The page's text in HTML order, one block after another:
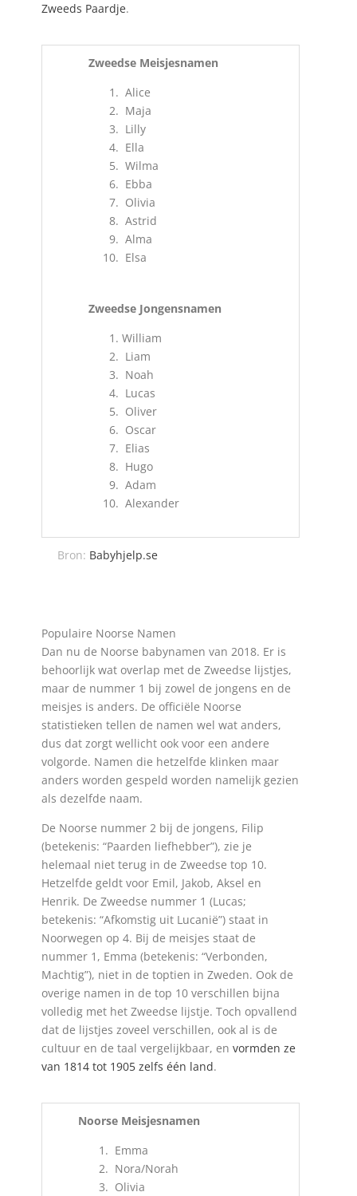
Zweeds Paardje.
Zweedse Meisjesnamen
Alice
Maja
Lilly
Ella
Wilma
Ebba
Olivia
Astrid
Alma
Elsa
Zweedse Jongensnamen
William
Liam
Noah
Lucas
Oliver
Oscar
Elias
Hugo
Adam
Alexander
Bron: Babyhjelp.se
Populaire Noorse Namen
Dan nu de Noorse babynamen van 2018. Er is
behoorlijk wat overlap met de Zweedse lijstjes,
maar de nummer 1 bij zowel de jongens en de
meisjes is anders. De officiële Noorse
statistieken tellen de namen wel wat anders,
dus dat zorgt wellicht ook voor een andere
volgorde. Namen die hetzelfde klinken maar
anders worden gespeld worden namelijk gezien
als dezelfde naam.
De Noorse nummer 2 bij de jongens, Filip
(betekenis: “Paarden liefhebber”), zie je
helemaal niet terug in de Zweedse top 10.
Hetzelfde geldt voor Emil, Jakob, Aksel en
Henrik. De Zweedse nummer 1 (Lucas;
betekenis: “Afkomstig uit Lucanië”) staat in
Noorwegen op 4. Bij de meisjes staat de
nummer 1, Emma (betekenis: “Verbonden,
Machtig”), niet in de toptien in Zweden. Ook de
overige namen in de top 10 verschillen bijna
volledig met het Zweedse lijstje. Toch opvallend
dat de lijstjes zoveel verschillen, ook al is de
cultuur en de taal vergelijkbaar, en vormden ze
van 1814 tot 1905 zelfs één land.
Noorse Meisjesnamen
Emma
Nora/Norah
Olivia